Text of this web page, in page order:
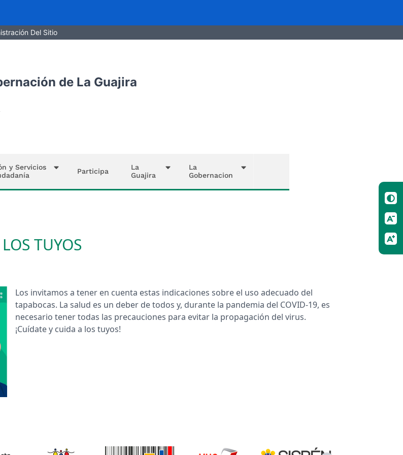
Del Sitio
de La Guajira
y Servicios
Participa
La
Guajira
La
Gobernacion
TUYOS
​Los invitamos a tener en cuenta estas indicaciones sobre el uso adecuado del
tapabocas. La salud es un deber de todos y, durante la pandemia del COVID-19, es
necesario tener todas las precauciones para evitar la propagación del virus.
¡Cuídate y cuida a los tuyos!​